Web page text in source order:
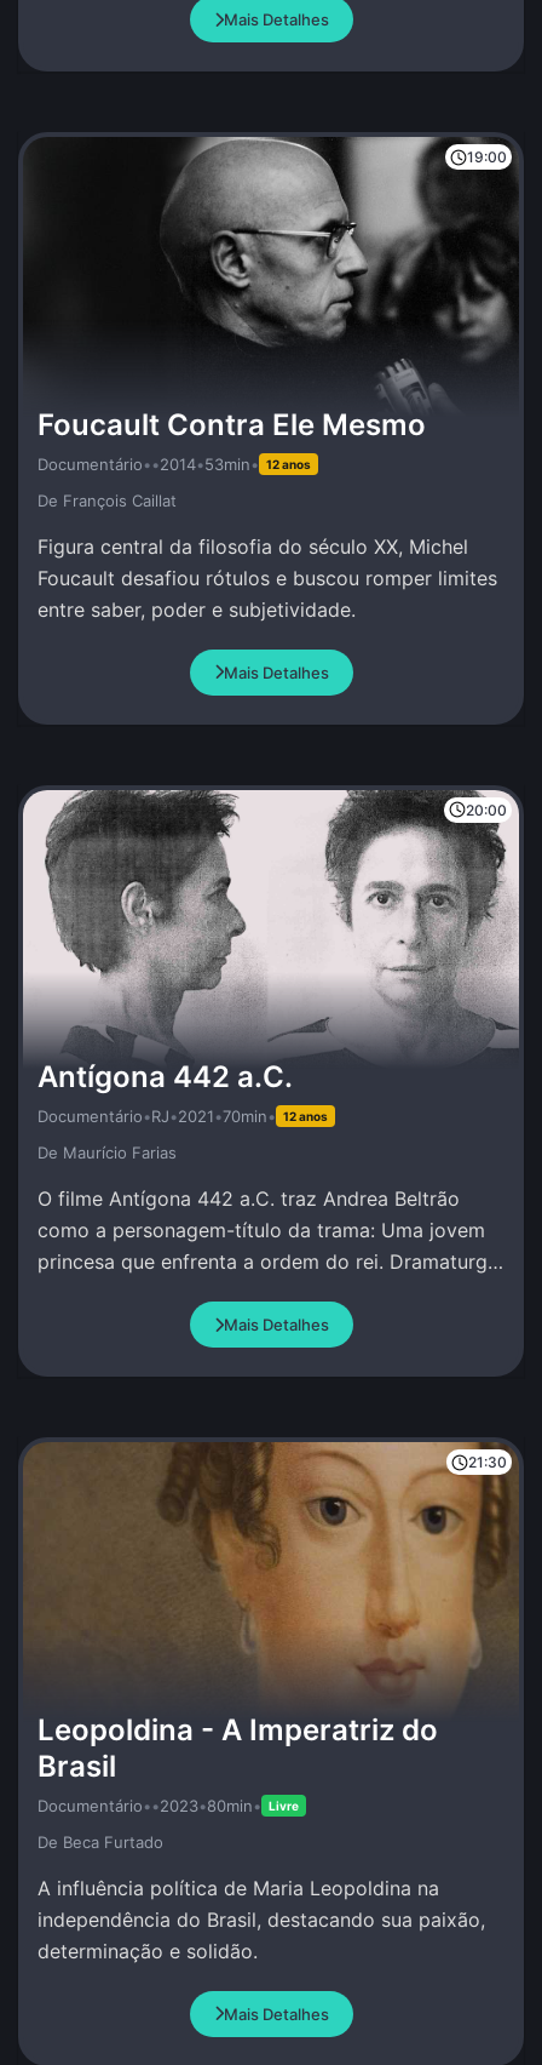
Mais Detalhes
19:00
Foucault Contra Ele Mesmo
Documentário••2014•53min• 12 anos
De François Caillat
Figura central da filosofia do século XX, Michel
Foucault desafiou rótulos e buscou romper limites
entre saber, poder e subjetividade.
Mais Detalhes
20:00
Antígona 442 a.C.
Documentário•RJ•2021•70min• 12 anos
De Maurí­cio Farias
O filme Antígona 442 a.C. traz Andrea Beltrão
como a personagem-título da trama: Uma jovem
princesa que enfrenta a ordem do rei. Dramaturgia
Mais Detalhes
21:30
Leopoldina - A Imperatriz do
Brasil
Documentário••2023•80min• Livre
De Beca Furtado
A influência política de Maria Leopoldina na
independência do Brasil, destacando sua paixão,
determinação e solidão.
Mais Detalhes